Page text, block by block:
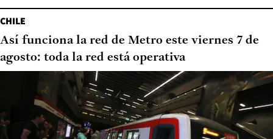
CHILE
Así funciona la red de Metro este viernes 7 de
agosto: toda la red está operativa